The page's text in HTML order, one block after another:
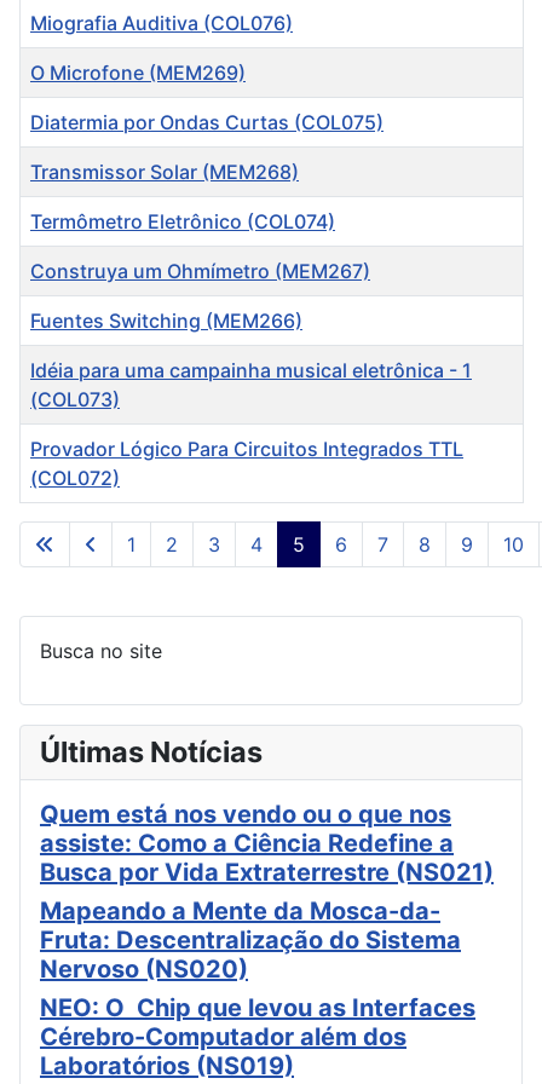
Artigos
Miografia Auditiva (COL076)
O Microfone (MEM269)
Diatermia por Ondas Curtas (COL075)
Transmissor Solar (MEM268)
Termômetro Eletrônico (COL074)
Construya um Ohmímetro (MEM267)
Fuentes Switching (MEM266)
Idéia para uma campainha musical eletrônica - 1
(COL073)
Provador Lógico Para Circuitos Integrados TTL
(COL072)
Página 5 de 11
1 2 3 4 5 6 7 8 9 10
Busca no site
Últimas Notícias
Quem está nos vendo ou o que nos
assiste: Como a Ciência Redefine a
Busca por Vida Extraterrestre (NS021)
Mapeando a Mente da Mosca-da-
Fruta: Descentralização do Sistema
Nervoso (NS020)
NEO: O Chip que levou as Interfaces
Cérebro-Computador além dos
Laboratórios (NS019)